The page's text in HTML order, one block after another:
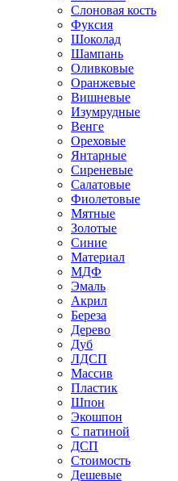
Слоновая кость
Фуксия
Шоколад
Шампань
Оливковые
Оранжевые
Вишневые
Изумрудные
Венге
Ореховые
Янтарные
Сиреневые
Салатовые
Фиолетовые
Мятные
Золотые
Синие
Материал
МДФ
Эмаль
Акрил
Береза
Дерево
Дуб
ЛДСП
Массив
Пластик
Шпон
Экошпон
С патиной
ДСП
Стоимость
Дешевые